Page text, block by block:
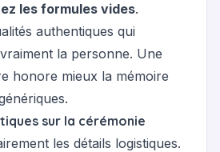
les formules vides.
authentiques qui
la personne. Une
honore mieux la mémoire
sur la cérémonie
les détails logistiques.